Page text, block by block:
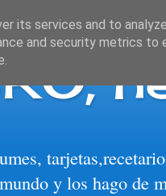
y los hago de
its services and to
and security metrics to